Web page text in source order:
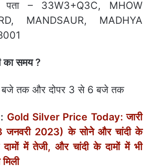
पता – 33W3+Q3C, MHOW
MANDSAUR, MADHYA
का समय ?
तक और दोपर 3 से 6 बजे तक
Gold Silver Price Today: जारी
2023) के सोनेे और चांदी के
में तेजी, और चांदी के दामों में भी